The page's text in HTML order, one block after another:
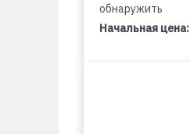
обнаружить
Начальная цена: